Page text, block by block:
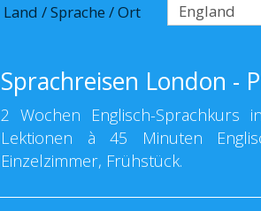
Land / Sprache / Ort
Sprachreisen London -
2 Wochen Englisch-Sprachkurs
Lektionen à 45 Minuten
Einzelzimmer, Frühstück.